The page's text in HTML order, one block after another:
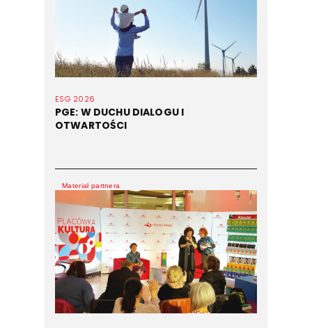
ESG 2026
PGE: W DUCHU DIALOGU I
OTWARTOŚCI
Materiał partnera